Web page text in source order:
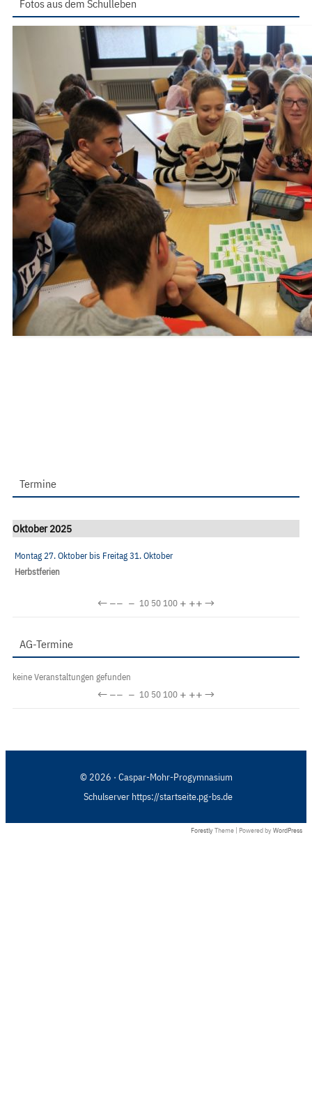
Fotos aus dem Schulleben
Termine
Oktober 2025
Montag 27. Oktoberbis Freitag 31. Oktober
Herbstferien
←−− − 10 50100 + ++→
AG-Termine
keine Veranstaltungen gefunden
←−− − 10 50100 + ++→
© 2026 · Caspar-Mohr-Progymnasium
Schulserver https://startseite.pg-bs.de
Forestly Theme | Powered by WordPress